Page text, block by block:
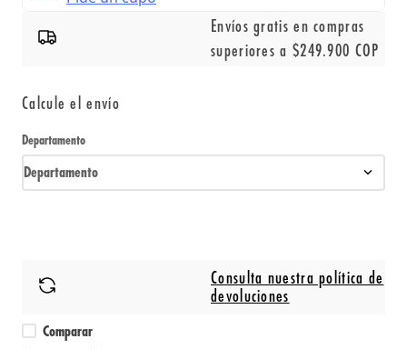
Envíos gratis en compras
superiores a $249.900 COP
Calcule el envío
Departamento
Departamento
Consulta nuestra política de
devoluciones
Comparar